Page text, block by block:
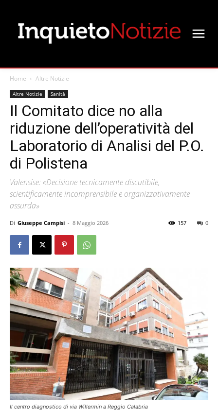
Home Altre Notizie
Altre Notizie Sanità
Il Comitato dice no alla
riduzione dell’operatività del
Laboratorio di Analisi del P.O.
di Polistena
Valensise: «Decisione tecnicamente discutibile,
scientificamente incomprensibile e organizzativamente
assurda»
Di Giuseppe Campisi - 8 Maggio 2026 0
157
Il centro diagnostico di via Willermin a Reggio Calabria